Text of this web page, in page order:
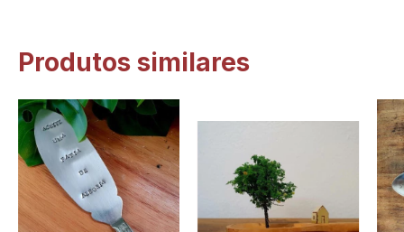
Produtos similares